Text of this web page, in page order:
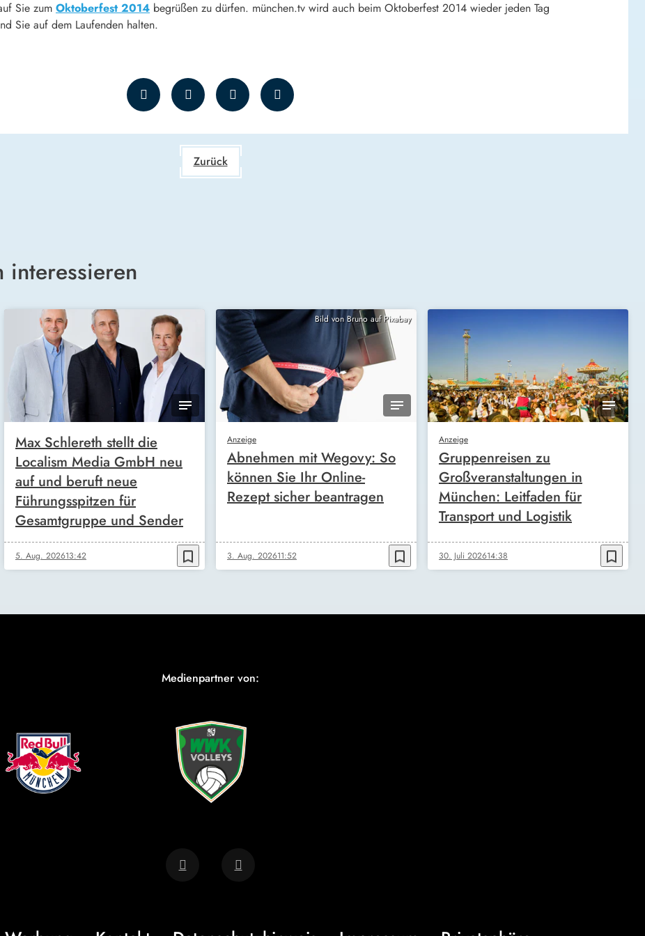
Sie zum Oktoberfest 2014 begrüßen zu dürfen. münchen.tv wird auch beim Oktoberfest 2014 wieder jeden Tag
Sie auf dem Laufenden halten.
Zurück
interessieren
Max Schlereth stellt die
Localism Media GmbH neu
auf und beruft neue
Führungsspitzen für
Gesamtgruppe und Sender
5. Aug. 202613:42 bookmark_border
Bild von Bruno auf Pixabay
Anzeige
Abnehmen mit Wegovy: So
können Sie Ihr Online-
Rezept sicher beantragen
3. Aug. 202611:52 bookmark_border
Anzeige
Gruppenreisen zu
Großveranstaltungen in
München: Leitfaden für
Transport und Logistik
30. Juli 202614:38 bookmark_border
Medienpartner von: